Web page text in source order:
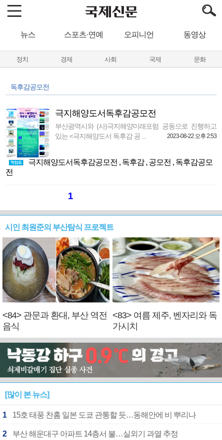
뉴스 스포츠·연예 오피니언 동영상
정치 경제 사회 국제 문화
독후감공모전
극지해양도서독후감공모전
부산광역시와 (사)극지해양미래포럼 공동으로 진행하고
있는 <극지해양도서 독후감 공 ...
2023-08-22 오후 2:53
극지해양도서독후감공모전 , 독후감, 공모전 , 독후감공모
전
1
시인 최원준의 부산탐식 프로젝트
<84> 관문과 환대, 부산 역전
음식
<83> 여름 제주, 벤자리와 독
가시치
[많이 본 뉴스]
1 15호 태풍 찬홈 일본 도쿄 관통할 듯…동해안에 비 뿌리나
2 부산 해운대구 아파트 14층서 불…실외기 과열 추정